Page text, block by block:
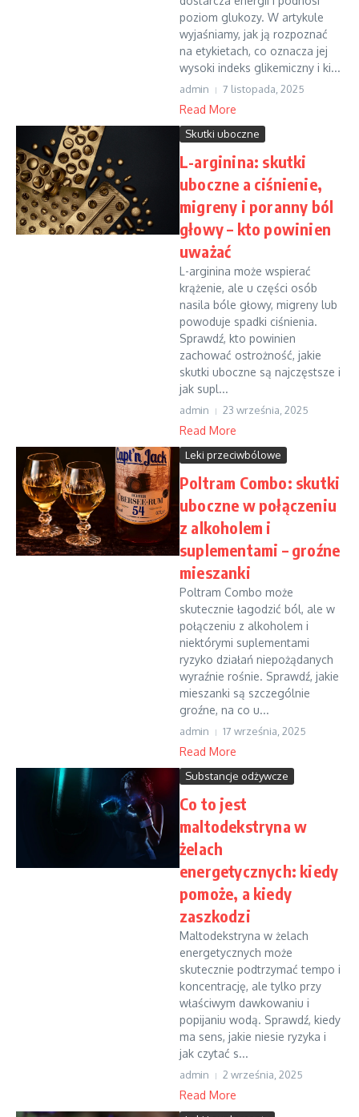
poziom glukozy. W artykule
wyjaśniamy, jak ją rozpoznać
na etykietach, co oznacza jej
wysoki indeks glikemiczny i ki...
admin 7 listopada, 2025
Read More
Skutki uboczne
L-arginina: skutki
uboczne a ciśnienie,
migreny i poranny ból
głowy – kto powinien
uważać
L-arginina może wspierać
krążenie, ale u części osób
nasila bóle głowy, migreny lub
powoduje spadki ciśnienia.
Sprawdź, kto powinien
zachować ostrożność, jakie
skutki uboczne są najczęstsze i
jak supl...
admin 23 września, 2025
Read More
Leki przeciwbólowe
Poltram Combo: skutki
uboczne w połączeniu
z alkoholem i
suplementami – groźne
mieszanki
Poltram Combo może
skutecznie łagodzić ból, ale w
połączeniu z alkoholem i
niektórymi suplementami
ryzyko działań niepożądanych
wyraźnie rośnie. Sprawdź, jakie
mieszanki są szczególnie
groźne, na co u...
admin 17 września, 2025
Read More
Substancje odżywcze
Co to jest
maltodekstryna w
żelach
energetycznych: kiedy
pomoże, a kiedy
zaszkodzi
Maltodekstryna w żelach
energetycznych może
skutecznie podtrzymać tempo i
koncentrację, ale tylko przy
właściwym dawkowaniu i
popijaniu wodą. Sprawdź, kiedy
ma sens, jakie niesie ryzyka i
jak czytać s...
admin 2 września, 2025
Read More